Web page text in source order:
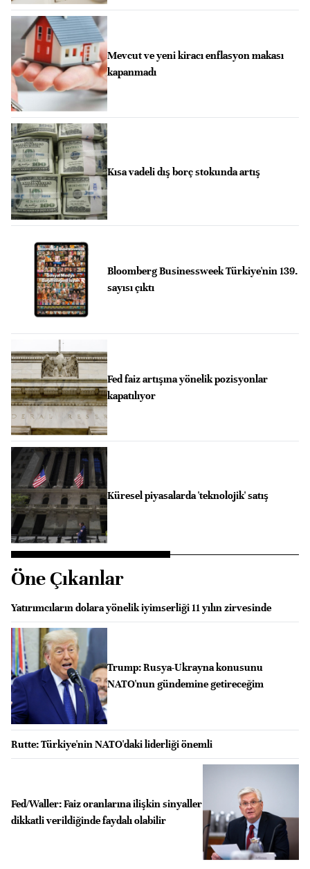
Mevcut ve yeni kiracı enflasyon makası
kapanmadı
Kısa vadeli dış borç stokunda artış
Bloomberg Businessweek Türkiye'nin 139.
sayısı çıktı
Fed faiz artışına yönelik pozisyonlar
kapatılıyor
Küresel piyasalarda 'teknolojik' satış
Öne Çıkanlar
Yatırımcıların dolara yönelik iyimserliği 11 yılın zirvesinde
Trump: Rusya-Ukrayna konusunu
NATO'nun gündemine getireceğim
Rutte: Türkiye'nin NATO'daki liderliği önemli
Fed/Waller: Faiz oranlarına ilişkin sinyaller
dikkatli verildiğinde faydalı olabilir